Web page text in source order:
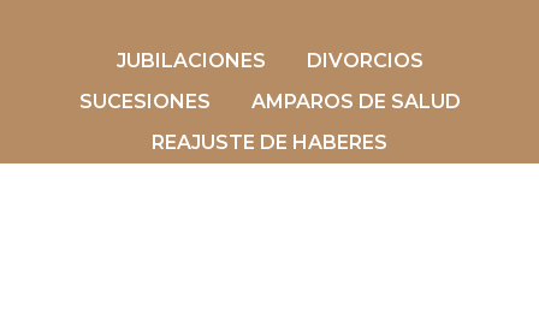
JUBILACIONES
DIVORCIOS
SUCESIONES
AMPAROS DE SALUD
REAJUSTE DE HABERES